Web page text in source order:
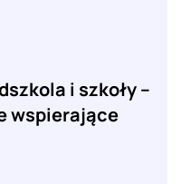
i szkoły –
wspierające